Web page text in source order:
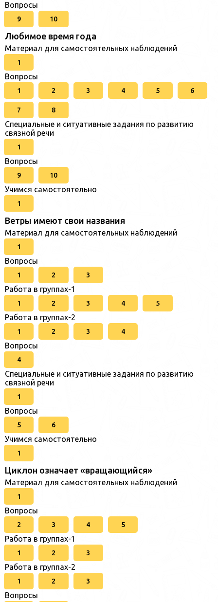
Вопросы
9 10
Любимое время года
Материал для самостоятельных наблюдений
1
Вопросы
1 2 3 4 5 6
7 8
Специальные и ситуативные задания по развитию
связной речи
1
Вопросы
9 10
Учимся самостоятельно
1
Ветры имеют свои названия
Материал для самостоятельных наблюдений
1
Вопросы
1 2 3
Работа в группах-1
1 2 3 4 5
Работа в группах-2
1 2 3 4
Вопросы
4
Специальные и ситуативные задания по развитию
связной речи
1
Вопросы
5 6
Учимся самостоятельно
1
Циклон означает «вращающийся»
Материал для самостоятельных наблюдений
1
Вопросы
2 3 4 5
Работа в группах-1
1 2 3
Работа в группах-2
1 2 3
Вопросы